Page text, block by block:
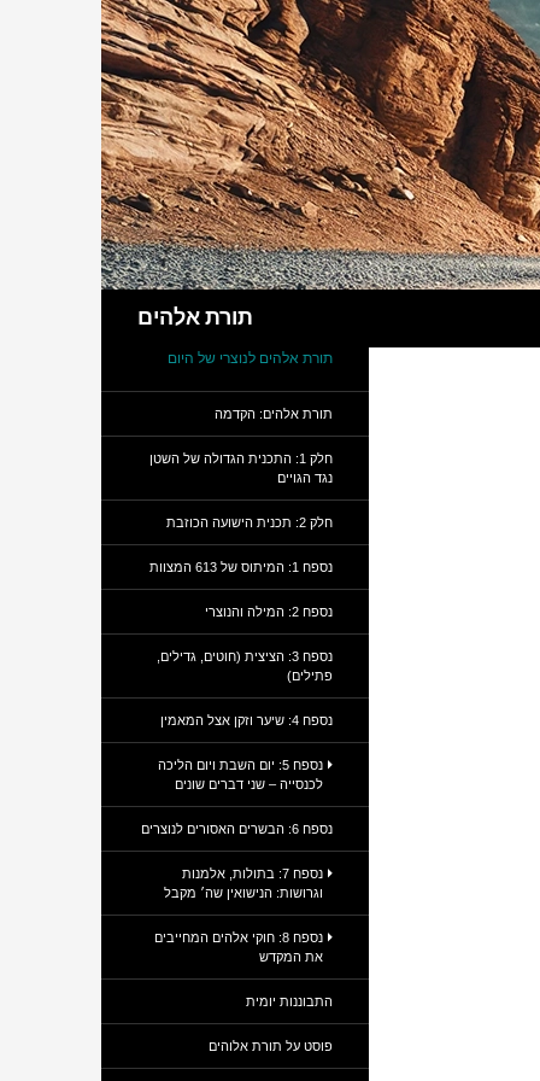
תורת אלהים
תורת אלהים לנוצרי של היום
תורת אלהים: הקדמה
חלק 1: התכנית הגדולה של השטן
נגד הגויים
חלק 2: תכנית הישועה הכוזבת
נספח 1: המיתוס של 613 המצוות
נספח 2: המילה והנוצרי
נספח 3: הציצית (חוטים, גדילים,
פתילים)
נספח 4: שיער וזקן אצל המאמין
נספח 5: יום השבת ויום הליכה
לכנסייה – שני דברים שונים
נספח 6: הבשרים האסורים לנוצרים
נספח 7: בתולות, אלמנות
וגרושות: הנישואין שה׳ מקבל
נספח 8: חוקי אלהים המחייבים
את המקדש
התבוננות יומית
פוסט על תורת אלוהים